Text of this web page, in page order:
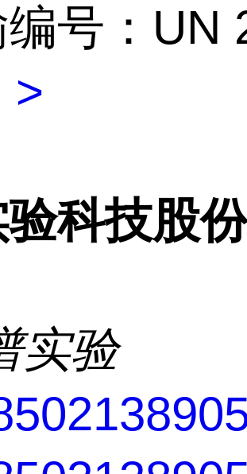
号：UN
>
科技股
实验